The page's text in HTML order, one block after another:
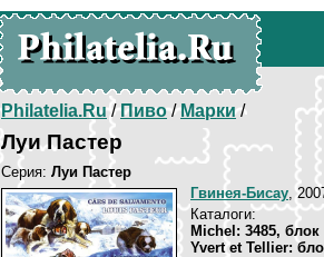
Philatelia.Ru/Пиво/Марки/
Луи Пастер
Серия: Луи Пастер
Гвинея-Бисау,
Каталоги:
Michel: 3485, блок
Yvert et Tellier: